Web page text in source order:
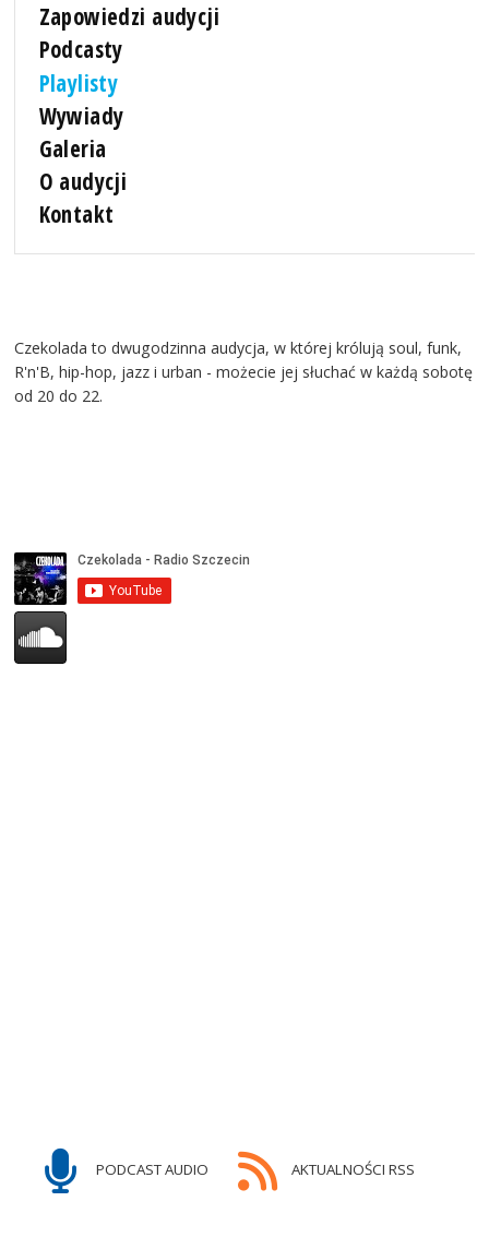
Zapowiedzi audycji
Podcasty
Playlisty
Wywiady
Galeria
O audycji
Kontakt
Czekolada to dwugodzinna audycja, w której królują soul, funk,
R'n'B, hip-hop, jazz i urban - możecie jej słuchać w każdą sobotę
od 20 do 22.
PODCAST AUDIO AKTUALNOŚCI RSS